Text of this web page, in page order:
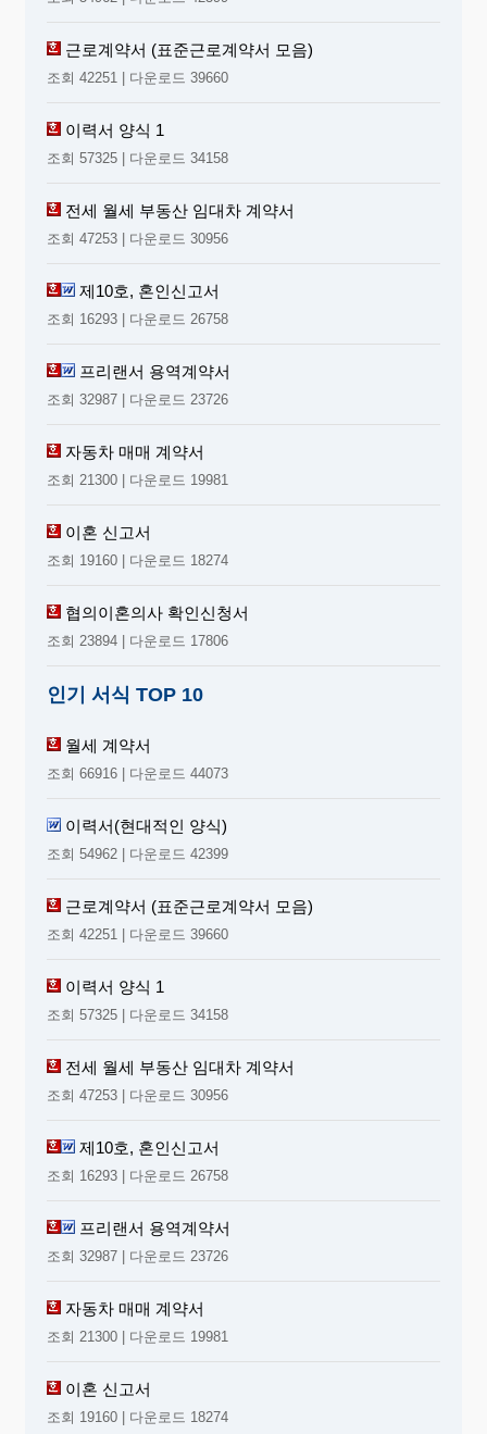
근로계약서 (표준근로계약서 모음)
조회 42251 | 다운로드 39660
이력서 양식 1
조회 57325 | 다운로드 34158
전세 월세 부동산 임대차 계약서
조회 47253 | 다운로드 30956
제10호, 혼인신고서
조회 16293 | 다운로드 26758
프리랜서 용역계약서
조회 32987 | 다운로드 23726
자동차 매매 계약서
조회 21300 | 다운로드 19981
이혼 신고서
조회 19160 | 다운로드 18274
협의이혼의사 확인신청서
조회 23894 | 다운로드 17806
인기 서식 TOP 10
월세 계약서
조회 66916 | 다운로드 44073
이력서(현대적인 양식)
조회 54962 | 다운로드 42399
근로계약서 (표준근로계약서 모음)
조회 42251 | 다운로드 39660
이력서 양식 1
조회 57325 | 다운로드 34158
전세 월세 부동산 임대차 계약서
조회 47253 | 다운로드 30956
제10호, 혼인신고서
조회 16293 | 다운로드 26758
프리랜서 용역계약서
조회 32987 | 다운로드 23726
자동차 매매 계약서
조회 21300 | 다운로드 19981
이혼 신고서
조회 19160 | 다운로드 18274